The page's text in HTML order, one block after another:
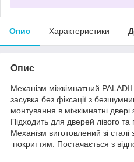
Опис Характеристики
Опис
Механізм міжкімнатний
засувка без фіксації з
монтування в міжкімнатні двері
Підходить для дверей лівого та
Механізм виготовлений зі
покриттям. Постачається з